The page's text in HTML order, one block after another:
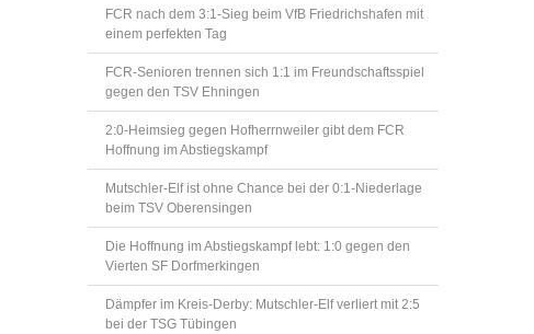
FCR nach dem 3:1-Sieg beim VfB Friedrichshafen mit
einem perfekten Tag
FCR-Senioren trennen sich 1:1 im Freundschaftsspiel
gegen den TSV Ehningen
2:0-Heimsieg gegen Hofherrnweiler gibt dem FCR
Hoffnung im Abstiegskampf
Mutschler-Elf ist ohne Chance bei der 0:1-Niederlage
beim TSV Oberensingen
Die Hoffnung im Abstiegskampf lebt: 1:0 gegen den
Vierten SF Dorfmerkingen
Dämpfer im Kreis-Derby: Mutschler-Elf verliert mit 2:5
bei der TSG Tübingen